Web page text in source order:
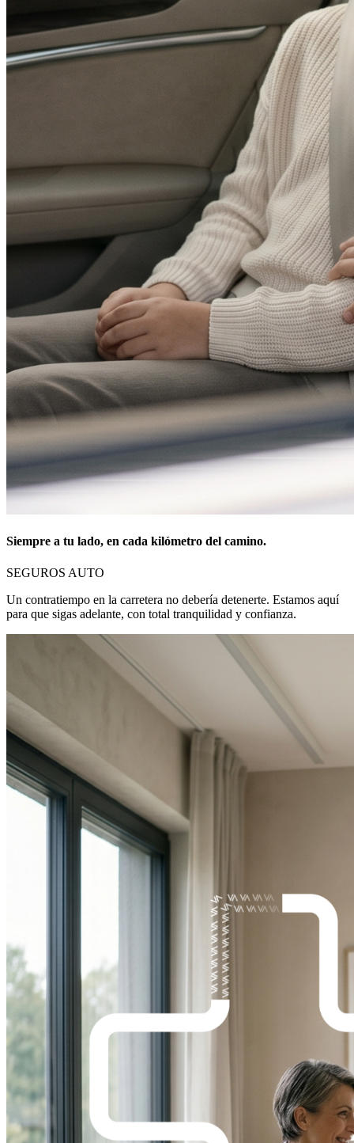
Siempre a tu lado, en cada kilómetro del camino.
SEGUROS AUTO
Un contratiempo en la carretera no debería detenerte. Estamos aquí
para que sigas adelante, con total tranquilidad y confianza.